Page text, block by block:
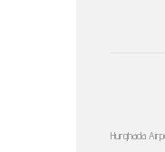
Hurghada